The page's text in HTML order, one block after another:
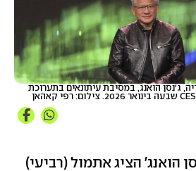
ג'נסן הואנג, במסיבת עיתונאים בתערוכת
הואנג' הציג אתמול (רביעי)